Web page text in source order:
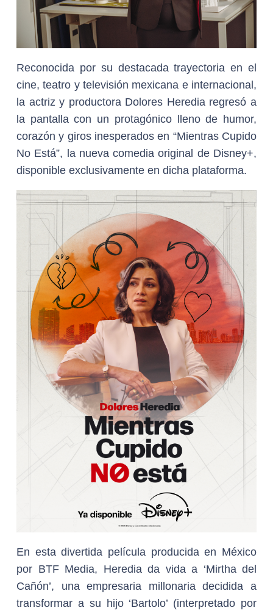
Reconocida por su destacada trayectoria en el
cine, teatro y televisión mexicana e internacional,
la actriz y productora Dolores Heredia regresó a
la pantalla con un protagónico lleno de humor,
corazón y giros inesperados en “Mientras Cupido
No Está”, la nueva comedia original de Disney+,
disponible exclusivamente en dicha plataforma.
En esta divertida película producida en México
por BTF Media, Heredia da vida a ‘Mirtha del
Cañón’, una empresaria millonaria decidida a
transformar a su hijo ‘Bartolo’ (interpretado por